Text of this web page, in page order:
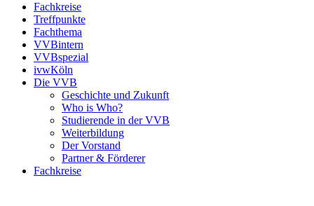
Fachkreise
Treffpunkte
Fachthema
VVBintern
VVBspezial
ivwKöln
Die VVB
Geschichte und Zukunft
Who is Who?
Studierende in der VVB
Weiterbildung
Der Vorstand
Partner & Förderer
Fachkreise